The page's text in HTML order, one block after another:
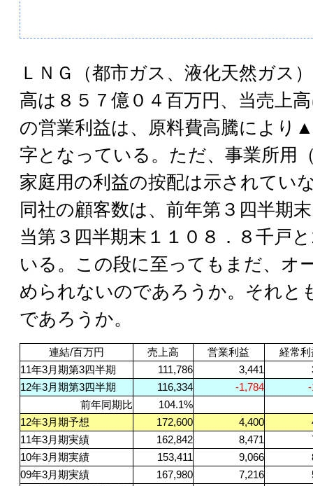
ＬＮＧ（都市ガス、液化天然ガス
高は８５７億０４百万円、当売上
の営業利益は、原料費高騰により
字となっている。ただ、事業所用
家庭用の利益の按配は示されてい
同社の顧客数は、前年第３四半期
当第３四半期末１１０８．８千戸
いる。この段に至ってもまだ、オ
められないのであろうか。それと
であろうか。
連結/百万円 売上高 営業利益
経常利
11年3月期第3四半期 111,786 3,441
12年3月期第3四半期 116,334 -1,784
前年同期比
104.1%
12年3月期予想 172,600 4,400
11年3月期実績 162,842 8,471
10年3月期実績 153,411 9,066
09年3月期実績 167,980 7,216